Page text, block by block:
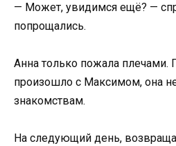
— Может, увидимся ещё? —
попрощались.
Анна только пожала плечами.
произошло с Максимом, она
знакомствам.
На следующий день,